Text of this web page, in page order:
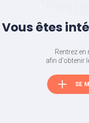
Vous êtes
Rentrez en
afin d'obtenir
SE